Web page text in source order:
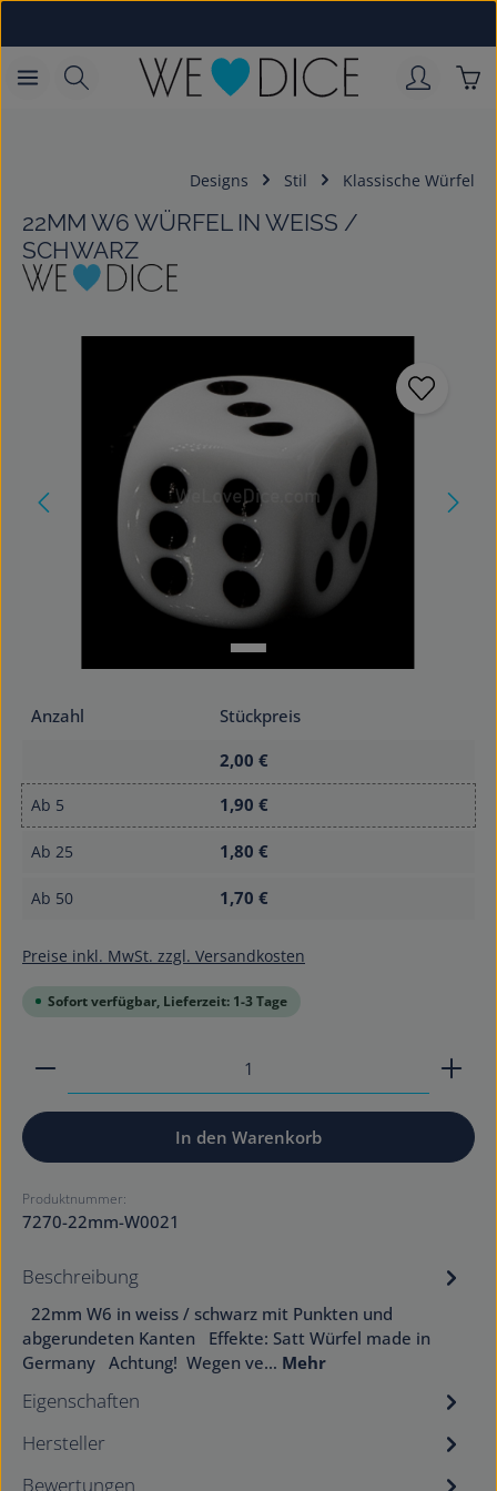
Designs Stil Klassische Würfel
22MM W6 WÜRFEL IN WEISS /
SCHWARZ
Anzahl
Stückpreis
2,00 €
Ab 5 1,90 €
Ab 25 1,80 €
Ab 50 1,70 €
Preise inkl. MwSt. zzgl. Versandkosten
Sofort verfügbar, Lieferzeit: 1-3 Tage
Produkt Anzahl: Gib den gewünschten Wert ein
In den Warenkorb
Produktnummer:
7270-22mm-W0021
Beschreibung
22mm W6 in weiss / schwarz mit Punkten und
abgerundeten Kanten Effekte: Satt Würfel made in
Germany Achtung! Wegen ve… Mehr
Eigenschaften
Hersteller
Bewertungen